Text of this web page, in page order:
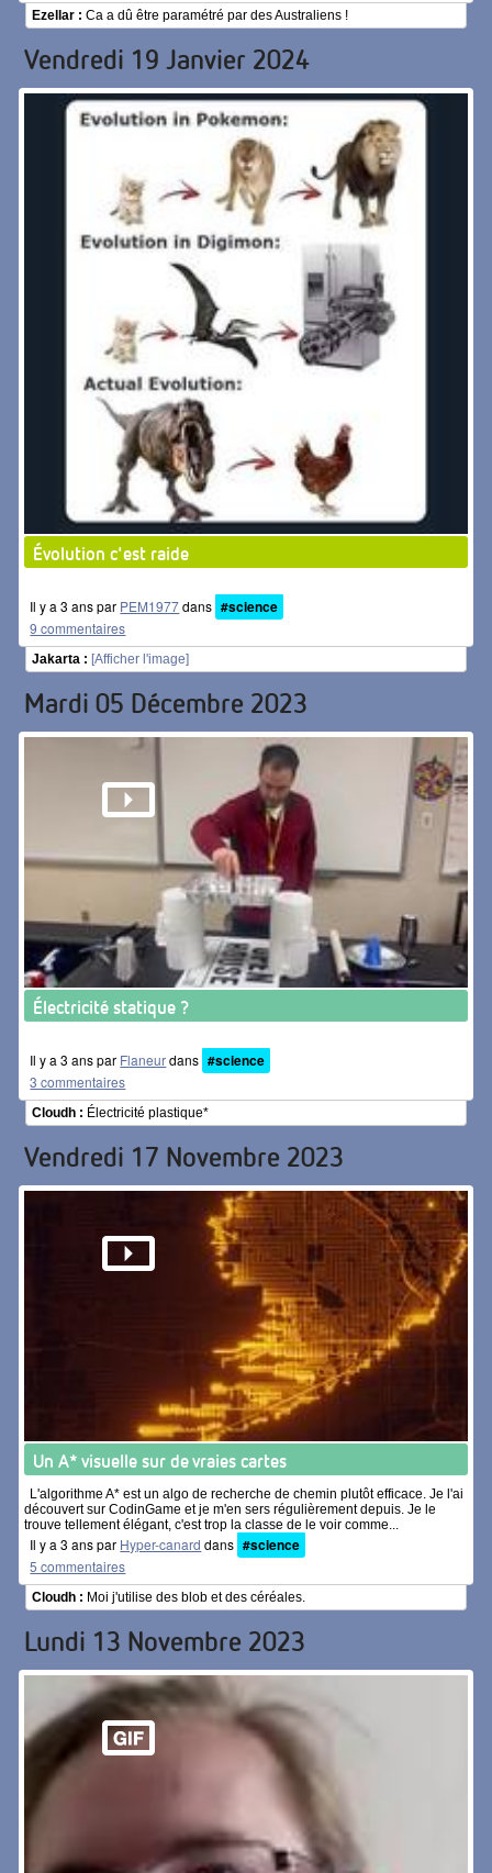
Ezellar : Ca a dû être paramétré par des Australiens !
Vendredi 19 Janvier 2024
Évolution c'est raide
Il y a 3 ans par PEM1977dans #science
9 commentaires
Jakarta : [Afficher l'image]
Mardi 05 Décembre 2023
Électricité statique ?
Il y a 3 ans par Flaneurdans #science
3 commentaires
Cloudh : Électricité plastique*
Vendredi 17 Novembre 2023
Un A* visuelle sur de vraies cartes
L'algorithme A* est un algo de recherche de chemin plutôt efficace. Je l'ai
découvert sur CodinGame et je m'en sers régulièrement depuis. Je le
trouve tellement élégant, c'est trop la classe de le voir comme...
Il y a 3 ans par Hyper-canard dans #science
5 commentaires
Cloudh : Moi j'utilise des blob et des céréales.
Lundi 13 Novembre 2023